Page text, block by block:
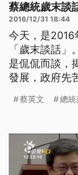
蔡總統歲末談
2016/12/31 18:44
今天，是2016
「歲末談話
是侃侃而談，
發展，政府先
做元旦文告，
英文也加重力道，向
蔡英文 總統